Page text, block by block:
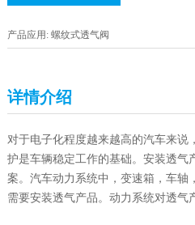
产品应用: 螺纹式透气阀
详情介绍
对于电子化程度越来越高的汽车来说
护是车辆稳定工作的基础。安装透气
案。汽车动力系统中，变速箱，车轴
需要安装透气产品。动力系统对透气